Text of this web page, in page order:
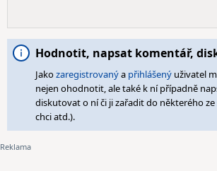
Hodnotit, napsat komentář,
Jakozaregistrovanýa přihlášený uživatel
nejen ohodnotit, ale také k ní případně
diskutovat o ní či ji zařadit do některého
chci atd.).